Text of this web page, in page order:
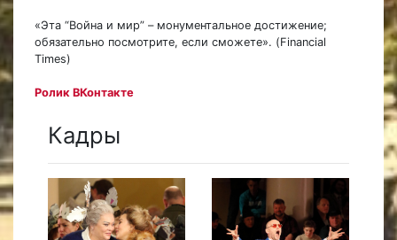
«Эта “Война и мир” – монументальное достижение;
обязательно посмотрите, если сможете». (Financial
Times)
Ролик ВКонтакте
Кадры